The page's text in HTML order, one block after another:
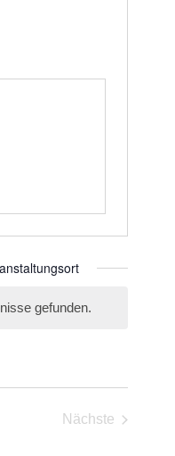
gefunden.
Nächste